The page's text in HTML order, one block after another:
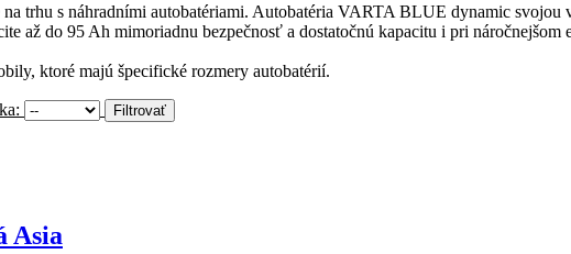
trhu s náhradními autobatériami. Autobatéria VARTA BLUE dynamic
až do 95 Ah mimoriadnu bezpečnosť a dostatočnú kapacitu i pri
ktoré majú špecifické rozmery autobatérií.
Asia